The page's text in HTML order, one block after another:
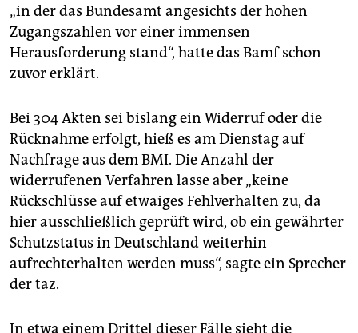
„in der das Bundesamt angesichts der hohen
Zugangszahlen vor einer immensen
Herausforderung stand“, hatte das Bamf schon
zuvor erklärt.
Bei 304 Akten sei bislang ein Widerruf oder die
Rücknahme erfolgt, hieß es am Dienstag auf
Nachfrage aus dem BMI. Die Anzahl der
widerrufenen Verfahren lasse aber „keine
Rückschlüsse auf etwaiges Fehlverhalten zu, da
hier ausschließlich geprüft wird, ob ein gewährter
Schutzstatus in Deutschland weiterhin
aufrechterhalten werden muss“, sagte ein Sprecher
der taz.
In etwa einem Drittel dieser Fälle sieht die